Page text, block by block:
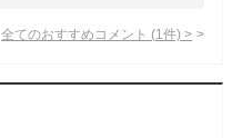
全てのおすすめコメント (1 件) >